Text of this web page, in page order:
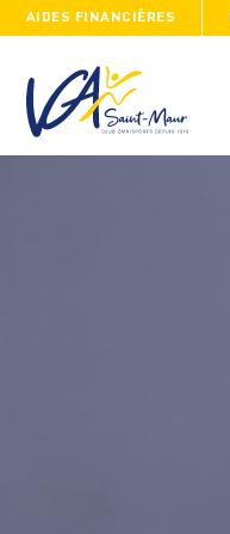
AIDES FINANCIÈRES